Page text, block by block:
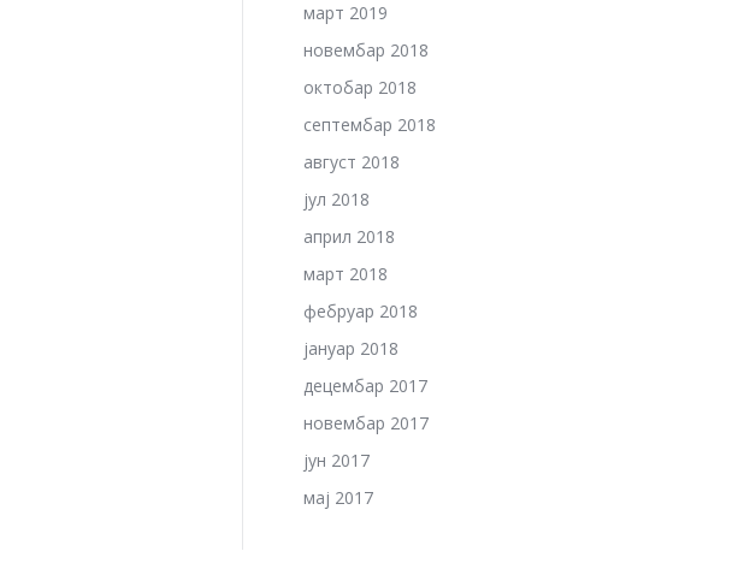
март 2019
новембар 2018
октобар 2018
септембар 2018
август 2018
јул 2018
април 2018
март 2018
фебруар 2018
јануар 2018
децембар 2017
новембар 2017
јун 2017
мај 2017